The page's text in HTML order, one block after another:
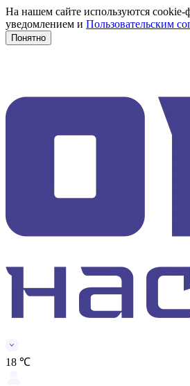
На нашем сайте используются cookie-
уведомлением и Пользовательским
Понятно
18 ℃